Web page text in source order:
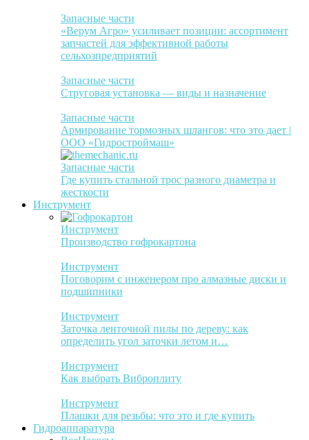
Запасные части
«Верум Агро» усиливает позиции: ассортимент
запчастей для эффективной работы
сельхозпредприятий
Запасные части
Струговая установка — виды и назначение
Запасные части
Армирование тормозных шлангов: что это дает |
ООО «Гидростроймаш»
Запасные части
Где купить стальной трос разного диаметра и
жесткости
Инструмент
Инструмент
Производство гофрокартона
Инструмент
Поговорим с инженером про алмазные диски и
подшипники
Инструмент
Заточка ленточной пилы по дереву: как
определить угол заточки летом и…
Инструмент
Как выбрать Виброплиту
Инструмент
Плашки для резьбы: что это и где купить
Гидроаппаратура